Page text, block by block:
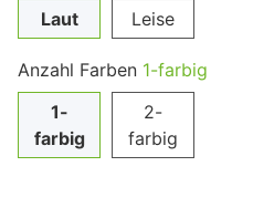
Laut
Leise
Anzahl Farben 1-farbig
1-
farbig
2-
farbig